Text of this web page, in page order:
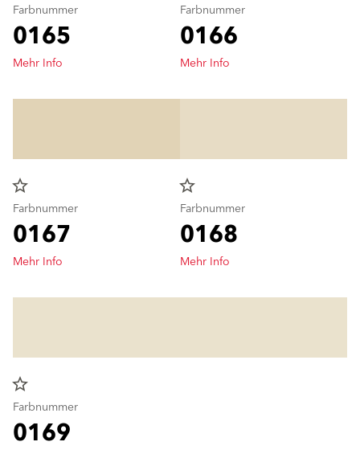
Farbnummer
0165
Mehr Info
Farbnummer
0166
Mehr Info
star_border
Farbnummer
0167
Mehr Info
star_border
Farbnummer
0168
Mehr Info
star_border
Farbnummer
0169